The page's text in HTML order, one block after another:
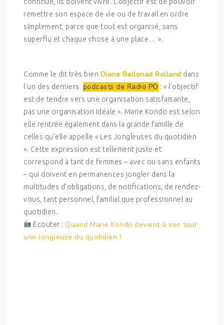
remettre son espace de vie ou de travail en ordre
simplement, parce que tout est organisé, sans
superflu et chaque chose à une place… ».
Comme le dit très bien Diane Ballonad Rolland dans
l’un des derniers podcasts de Radio PO : « l’objectif
est de tendre vers une organisation satisfaisante,
pas une organisation idéale ». Marie Kondo est selon
elle rentrée également dans la grande famille de
celles qu’elle appelle « Les Jongleuses du quotidien
». Cette expression est tellement juste et
correspond à tant de femmes – avec ou sans enfants
– qui doivent en permanences jongler dans la
multitudes d’obligations, de notifications, de rendez-
vous, tant personnel, familial que professionnel au
quotidien.
Ecouter :Quand Marie Kondo devient à son tour
une Jongleuse du quotidien !